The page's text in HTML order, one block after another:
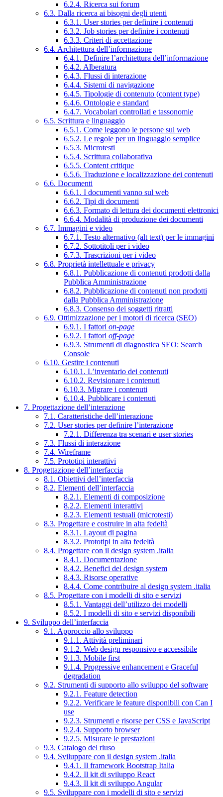
6.2.4. Ricerca sui forum
6.3. Dalla ricerca ai bisogni degli utenti
6.3.1. User stories per definire i contenuti
6.3.2. Job stories per definire i contenuti
6.3.3. Criteri di accettazione
6.4. Architettura dell’informazione
6.4.1. Definire l’architettura dell’informazione
6.4.2. Alberatura
6.4.3. Flussi di interazione
6.4.4. Sistemi di navigazione
6.4.5. Tipologie di contenuto (content type)
6.4.6. Ontologie e standard
6.4.7. Vocabolari controllati e tassonomie
6.5. Scrittura e linguaggio
6.5.1. Come leggono le persone sul web
6.5.2. Le regole per un linguaggio semplice
6.5.3. Microtesti
6.5.4. Scrittura collaborativa
6.5.5. Content critique
6.5.6. Traduzione e localizzazione dei contenuti
6.6. Documenti
6.6.1. I documenti vanno sul web
6.6.2. Tipi di documenti
6.6.3. Formato di lettura dei documenti elettronici
6.6.4. Modalità di produzione dei documenti
6.7. Immagini e video
6.7.1. Testo alternativo (alt text) per le immagini
6.7.2. Sottotitoli per i video
6.7.3. Trascrizioni per i video
6.8. Proprietà intellettuale e privacy
6.8.1. Pubblicazione di contenuti prodotti dalla
Pubblica Amministrazione
6.8.2. Pubblicazione di contenuti non prodotti
dalla Pubblica Amministrazione
6.8.3. Consenso dei soggetti ritratti
6.9. Ottimizzazione per i motori di ricerca (SEO)
6.9.1. I fattori on-page
6.9.2. I fattori off-page
6.9.3. Strumenti di diagnostica SEO: Search
Console
6.10. Gestire i contenuti
6.10.1. L’inventario dei contenuti
6.10.2. Revisionare i contenuti
6.10.3. Migrare i contenuti
6.10.4. Pubblicare i contenuti
7. Progettazione dell’interazione
7.1. Caratteristiche dell’interazione
7.2. User stories per definire l’interazione
7.2.1. Differenza tra scenari e user stories
7.3. Flussi di interazione
7.4. Wireframe
7.5. Prototipi interattivi
8. Progettazione dell’interfaccia
8.1. Obiettivi dell’interfaccia
8.2. Elementi dell’interfaccia
8.2.1. Elementi di composizione
8.2.2. Elementi interattivi
8.2.3. Elementi testuali (microtesti)
8.3. Progettare e costruire in alta fedeltà
8.3.1. Layout di pagina
8.3.2. Prototipi in alta fedeltà
8.4. Progettare con il design system .italia
8.4.1. Documentazione
8.4.2. Benefici del design system
8.4.3. Risorse operative
8.4.4. Come contribuire al design system .italia
8.5. Progettare con i modelli di sito e servizi
8.5.1. Vantaggi dell’utilizzo dei modelli
8.5.2. I modelli di sito e servizi disponibili
9. Sviluppo dell’interfaccia
9.1. Approccio allo sviluppo
9.1.1. Attività preliminari
9.1.2. Web design responsivo e accessibile
9.1.3. Mobile first
9.1.4. Progressive enhancement e Graceful
degradation
9.2. Strumenti di supporto allo sviluppo del software
9.2.1. Feature detection
9.2.2. Verificare le feature disponibili con Can I
use
9.2.3. Strumenti e risorse per CSS e JavaScript
9.2.4. Supporto browser
9.2.5. Misurare le prestazioni
9.3. Catalogo del riuso
9.4. Sviluppare con il design system .italia
9.4.1. Il framework Bootstrap Italia
9.4.2. Il kit di sviluppo React
9.4.3. Il kit di sviluppo Angular
9.5. Sviluppare con i modelli di sito e servizi